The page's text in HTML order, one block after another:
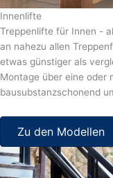
Innenlifte
Treppenlifte für Innen -
an nahezu allen
etwas günstiger als
Montage über eine oder
bausubstanzschonend
Zu den Modellen